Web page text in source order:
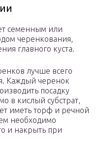
семенным или
черенкования,
главного куста.
лучше всего
Каждый черенок
посадку
в кислый субстрат,
иметь торф и речной
необходимо
и накрыть при